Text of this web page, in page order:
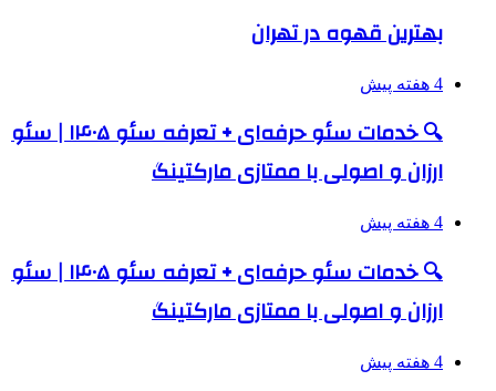
بهترین قهوه در تهران
4 هفته پیش
🔍 خدمات سئو حرفه‌ای + تعرفه سئو ۱۴۰۵ | سئو
ارزان و اصولی با ممتازی مارکتینگ
4 هفته پیش
🔍 خدمات سئو حرفه‌ای + تعرفه سئو ۱۴۰۵ | سئو
ارزان و اصولی با ممتازی مارکتینگ
4 هفته پیش